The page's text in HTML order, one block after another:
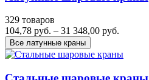
329 товаров
104,78 руб. – 31 348,00 руб.
Все латунные краны